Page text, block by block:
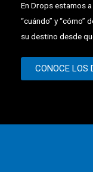
En Drops estamos a
“cuándo” y “cómo”
su destino desde
CONOCE LOS